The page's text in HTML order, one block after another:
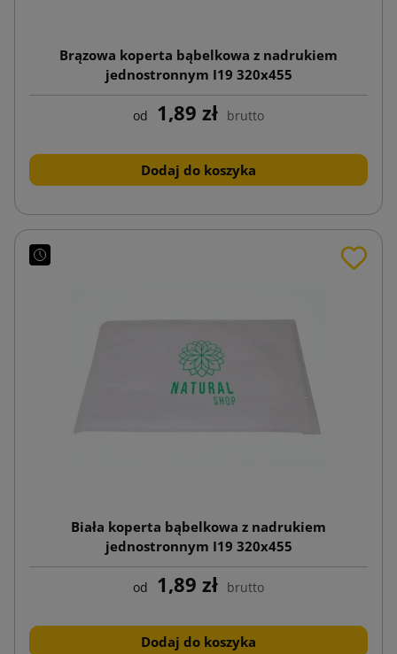
Brązowa koperta bąbelkowa z nadrukiem
jednostronnym I19 320x455
od 1,89 zł brutto
Dodaj do koszyka
Biała koperta bąbelkowa z nadrukiem
jednostronnym I19 320x455
od 1,89 zł brutto
Dodaj do koszyka